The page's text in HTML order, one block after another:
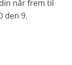
når frem til
den 9.